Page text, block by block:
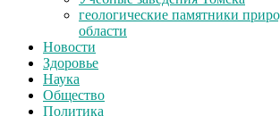
геологические памятники
области
Новости
Здоровье
Наука
Общество
Политика